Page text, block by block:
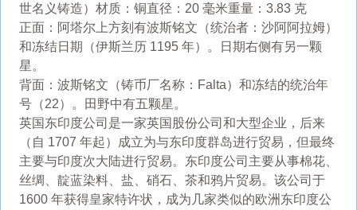
世名义铸造）材质：铜直径：20 毫米重量：3.83 克
正面：阿塔尔上方刻有波斯铭文（统治者：沙阿阿拉姆）
和冻结日期（伊斯兰历 1195 年）。日期右侧有另一颗
星。
背面：波斯铭文（铸币厂名称：Falta）和冻结的统治年
号（22）。田野中有五颗星。
英国东印度公司是一家英国股份公司和大型企业，后来
（自 1707 年起）成立为与东印度群岛进行贸易，但最终
主要与印度次大陆进行贸易。东印度公司主要从事棉花、
丝绸、靛蓝染料、盐、硝石、茶和鸦片贸易。该公司于
1600 年获得皇家特许状，成为几家类似的欧洲东印度公